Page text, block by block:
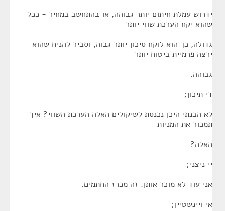
ידרוש עמלת חיתום יותר גבוהה, או בהתחשב במחיר - ככל
שהוא יקח הערכת שווי יותר
גדולה, כך הוא לוקח סיכון יותר גבוה, וסביר להניח שהוא
ירצה פרמיית ביטוח יותר
גבוהה.
די תיכון;
לא הבנתי היכן נכנסת לשיקולים האלה הערכת השווי? איך
תמכור את המניות
האלה?
יי ניצני;
אני עוד לא מוכר אותן. זה מכרז החתמים.
אי ויינשטיין;